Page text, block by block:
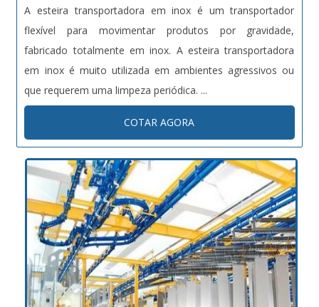
A esteira transportadora em inox é um transportador
flexível para movimentar produtos por gravidade,
fabricado totalmente em inox. A esteira transportadora
em inox é muito utilizada em ambientes agressivos ou
que requerem uma limpeza periódica. ...
COTAR AGORA